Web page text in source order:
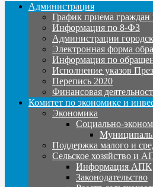
Администрация
График приема
Информация по 8-ФЗ
Администрации
Электронная форма
Информация по
Исполнение указов
Перепись 2020
Финансовая
Комитет по экономике и
Экономика
Социально-
Поддержка малого и
Сельское хозяйство и
Информация АПК
Законодательство